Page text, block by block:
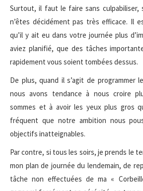
Surtout, il faut le faire sans culpabiliser,
n’êtes décidément pas très efficace. Il
qu’il y ait eu dans votre journée plus
aviez planifié, que des tâches
rapidement vous soient tombées dessus.
De plus, quand il s’agit de programmer
nous avons tendance à nous croire
sommes et à avoir les yeux plus gros
fréquent que notre ambition nous
objectifs inatteignables.
Par contre, si tous les soirs, je prends le
mon plan de journée du lendemain, de
tâche non effectuées de ma «